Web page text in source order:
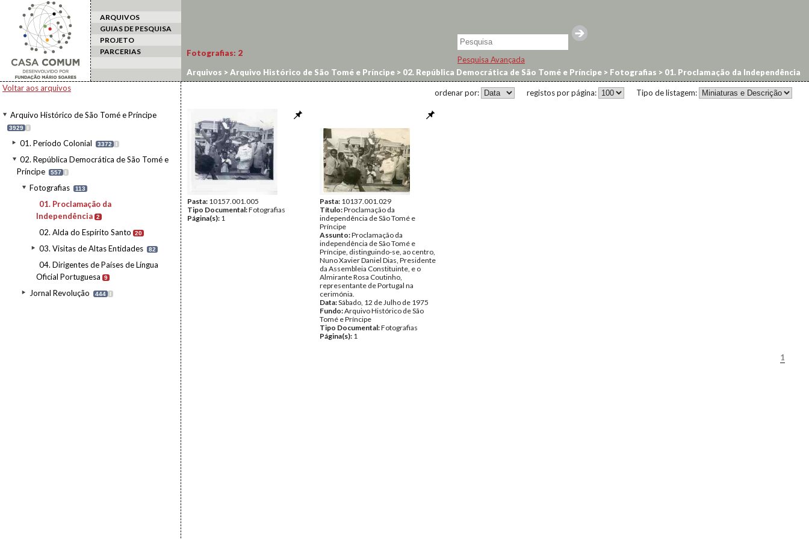
ARQUIVOS
GUIAS DE PESQUISA
PROJETO
PARCERIAS
Pesquisa Avançada
Voltar aos arquivos
Arquivo Histórico de São Tomé e Príncipe
3929 I
01. Período Colonial 3372 I
02. República Democrática de São Tomé e
Príncipe
557 I
Fotografias 113
01. Proclamação da
Independência 2
02. Alda do Espírito Santo 20
03. Visitas de Altas Entidades 82
04. Dirigentes de Países de Língua
Oficial Portuguesa
9
Jornal Revolução 444 I
Fotografias: 2
Arquivos >Arquivo Histórico de São Tomé e Príncipe > 02. República Democrática de São Tomé e Príncipe > Fotografias > 01. Proclamação da Independência
Tipo de listagem:
registos por página:
ordenar por:
Pasta: 10157.001.005
Tipo Documental:Fotografias
Página(s): 1
Pasta: 10137.001.029
Título:Proclamação da
independência de São Tomé e
Príncipe
Assunto:Proclamação da
independência de São Tomé e
Príncipe, distinguindo-se, ao centro,
Nuno Xavier Daniel Dias, Presidente
da Assembleia Constituinte, e o
Almirante Rosa Coutinho,
representante de Portugal na
cerimónia.
Data:Sábado, 12 de Julho de 1975
Fundo:Arquivo Histórico de São
Tomé e Príncipe
Tipo Documental:Fotografias
Página(s): 1
1